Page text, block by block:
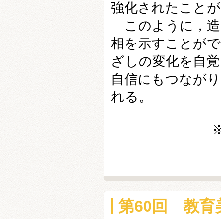
強化されたこと
このように，造
相を示すことが
ざしの変化を自
自信にもつなが
れる。
第60回 教育